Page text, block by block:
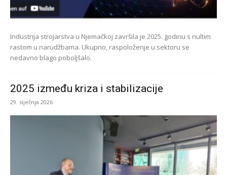
Industrija strojarstva u Njemačkoj završila je 2025. godinu s nultim
rastom u narudžbama. Ukupno, raspoloženje u sektoru se
nedavno blago poboljšalo.
2025 između kriza i stabilizacije
29. siječnja 2026